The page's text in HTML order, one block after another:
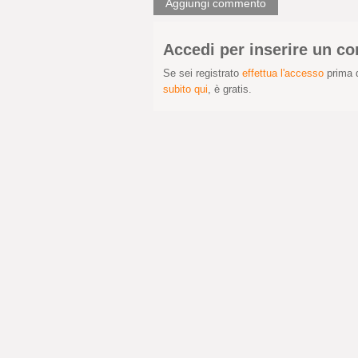
Aggiungi commento
Accedi per inserire un
Se sei registrato effettua l'accesso prima
subito qui , è gratis.